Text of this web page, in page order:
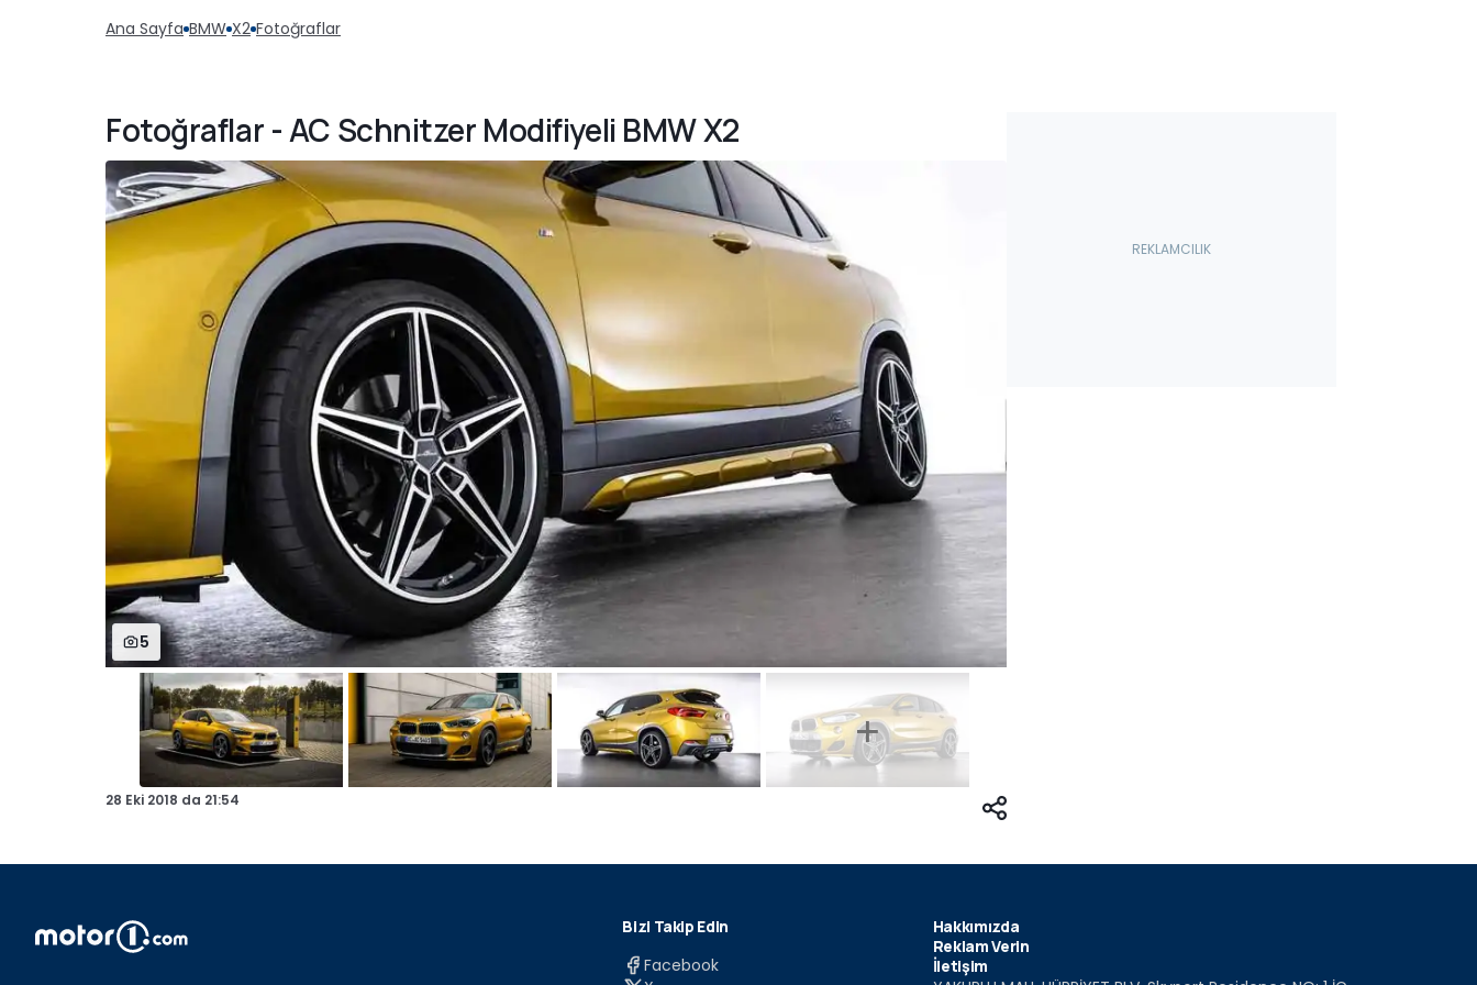
Ana Sayfa BMW X2 Fotoğraflar
Fotoğraflar - AC Schnitzer Modifiyeli BMW X2
5
28 Eki 2018 da 21:54
Bizi Takip Edin
Facebook
Hakkımızda
Reklam Verin
İletişim